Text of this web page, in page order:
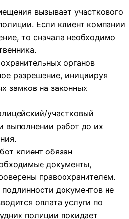
вызывает участкового
Если клиент компании
то сначала необходимо
органов
разрешение, инициируя
замков на законных
участковый
выполнении работ до их
клиент обязан
документы,
правоохранителем.
документов не
оплата услуги по
полиции покидает